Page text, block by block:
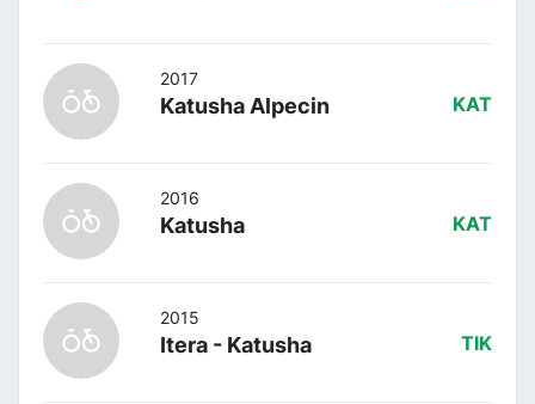
2017
Katusha Alpecin KAT
2016
Katusha KAT
2015
Itera - Katusha TIK